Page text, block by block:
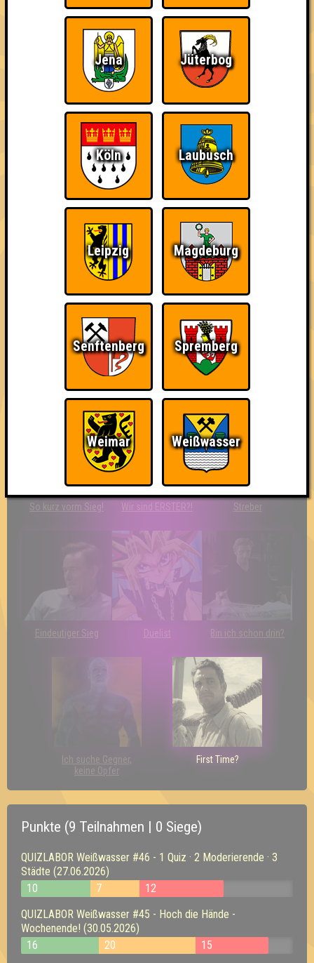
Quiz?!
Wiederzehn macht
Quizveteran
Wir sind immer bei
Nerven aus Stahl
The Amount of
Teilnahmen is too
Ich war da, vor 3000
Jahren
Da-Da Da! Da-Da Da!
So kurz vorm Sieg! Wir sind ERSTER?! Streber
Eindeutiger Sieg Duelist Bin ich schon drin?
Ich suche Gegner,
keine Opfer
First Time?
Punkte (9 Teilnahmen | 0 Siege)
QUIZLABOR Weißwasser #46 - 1 Quiz · 2 Moderierende · 3
Städte (27.06.2026)
10
7
12
QUIZLABOR Weißwasser #45 - Hoch die Hände -
Wochenende! (30.05.2026)
16
20
15
Jena Jüterbog
Köln Laubusch
Leipzig Magdeburg
Senftenberg Spremberg
Weimar Weißwasser